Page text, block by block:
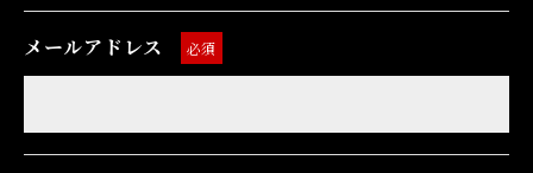
メールアドレス 必須